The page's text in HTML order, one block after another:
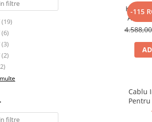
(19)
(6)
(3)
(2)
-115
Kit
Anker
2000W
Cablu